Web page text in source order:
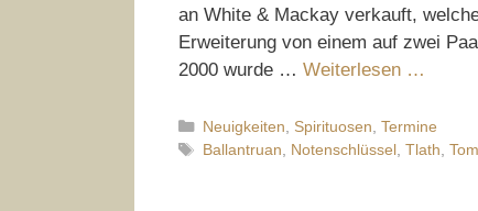
an White & Mackay verkauft,
Erweiterung von einem auf zwei
2000 wurde … Weiterlesen …
Kategorien
Neuigkeiten Spirituosen Termine
Schlagwörter
Ballantruan Notenschlüssel, Tlath